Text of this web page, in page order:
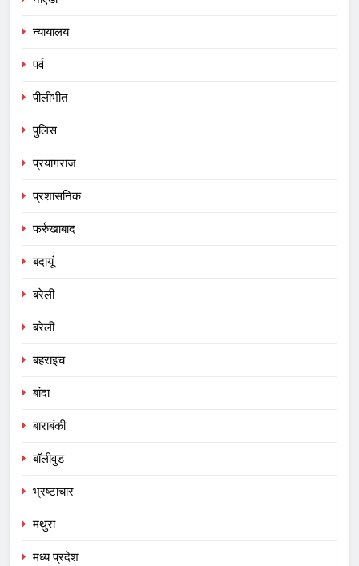
न्यायालय
पर्व
पीलीभीत
पुलिस
प्रयागराज
प्रशासनिक
फर्रुखाबाद
बदायूं
बरेली
बरेली
बहराइच
बांदा
बाराबंकी
बॉलीवुड
भ्रष्टाचार
मथुरा
मध्य प्रदेश